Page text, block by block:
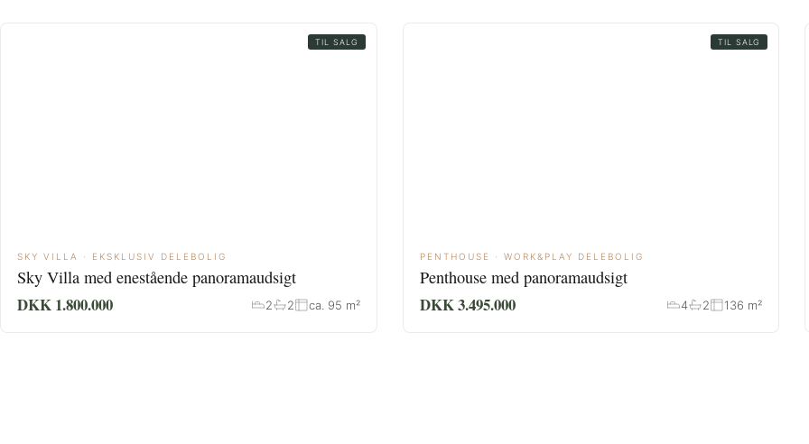
TIL SALG
SKY VILLA · EKSKLUSIV DELEBOLIG
Sky Villa med enestående panoramaudsigt
DKK 1.800.000 2 2 ca. 95 m²
TIL SALG
PENTHOUSE · WORK&PLAY DELEBOLIG
Penthouse med panoramaudsigt
DKK 3.495.000 4 2 136 m²